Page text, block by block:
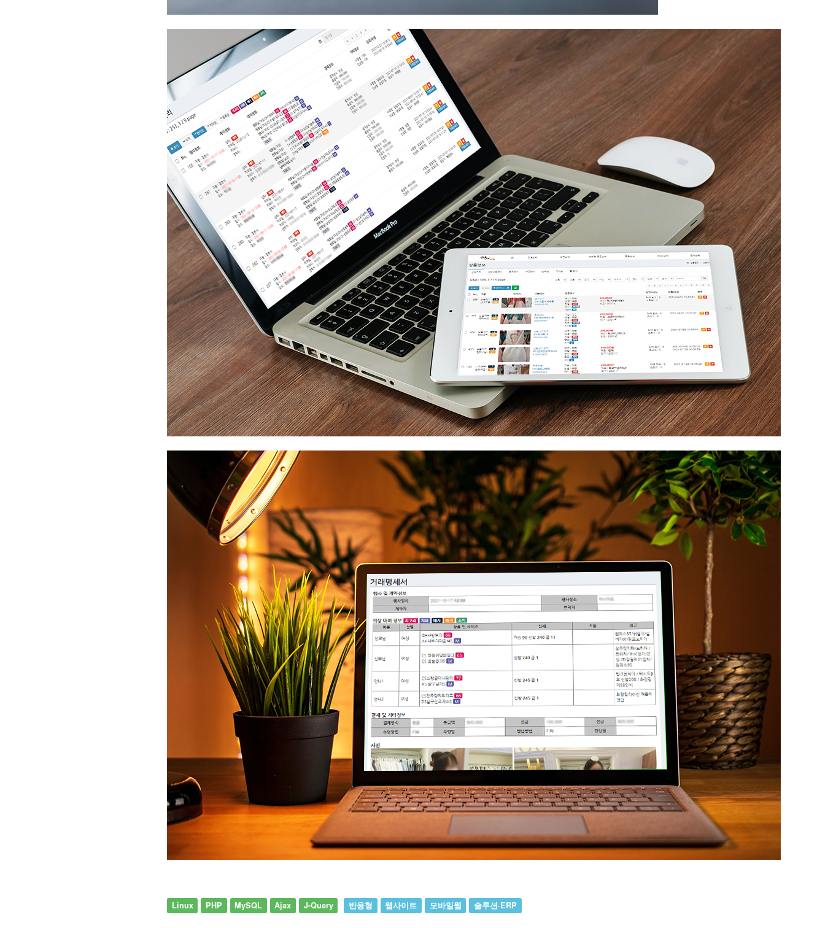
Linux PHP MySQL Ajax J-Query 반응형 웹사이트 모바일웹 솔루션·ERP